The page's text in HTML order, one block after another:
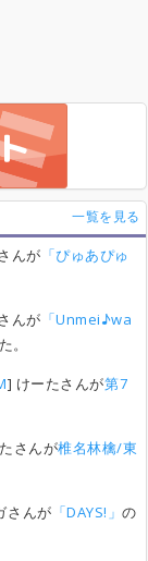
一覧を見る
んが 「ぴゅあぴゅ
んが 「Unmei♪wa
。
] けーたさんが第7
さんが椎名林檎/東
さんが 「DAYS!」の